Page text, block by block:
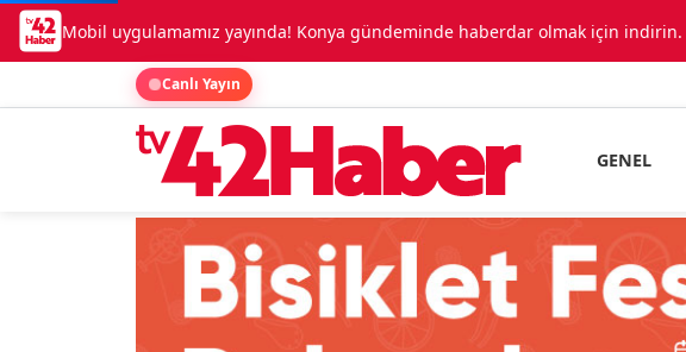
Mobil uygulamamız yayında! Konya gündeminde haberdar olmak için indirin.
Canlı Yayın
GENEL